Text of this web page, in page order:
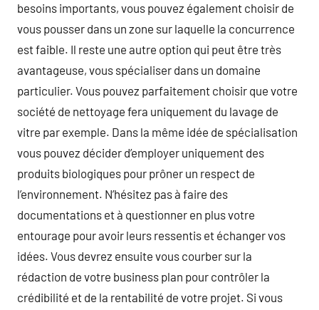
besoins importants, vous pouvez également choisir de
vous pousser dans un zone sur laquelle la concurrence
est faible. Il reste une autre option qui peut être très
avantageuse, vous spécialiser dans un domaine
particulier. Vous pouvez parfaitement choisir que votre
société de nettoyage fera uniquement du lavage de
vitre par exemple. Dans la même idée de spécialisation
vous pouvez décider d’employer uniquement des
produits biologiques pour prôner un respect de
l’environnement. N’hésitez pas à faire des
documentations et à questionner en plus votre
entourage pour avoir leurs ressentis et échanger vos
idées. Vous devrez ensuite vous courber sur la
rédaction de votre business plan pour contrôler la
crédibilité et de la rentabilité de votre projet. Si vous